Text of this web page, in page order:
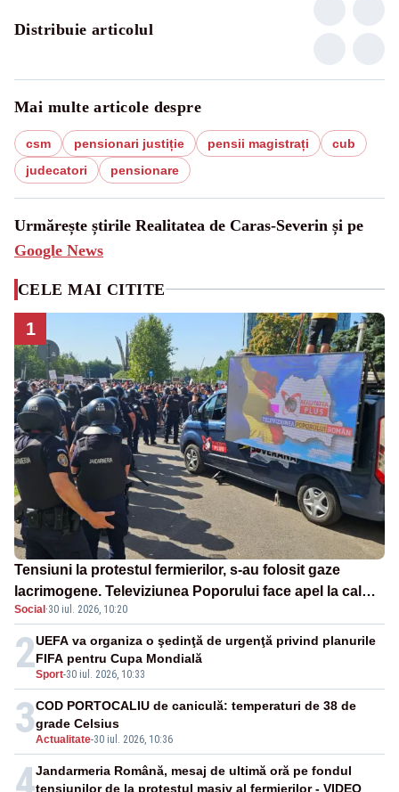
Distribuie articolul
Mai multe articole despre
csm pensionari justiție pensii magistrați
cub
judecatori
pensionare
Urmărește știrile Realitatea de Caras-Severin și pe
Google News
CELE MAI CITITE
1
Tensiuni la protestul fermierilor, s-au folosit gaze
lacrimogene. Televiziunea Poporului face apel la calm
– LIVE TEXT
Social ·30 iul. 2026, 10:20
2Sport-30 iul. 2026, 10:33
UEFA va organiza o şedinţă de urgenţă privind planurile
FIFA pentru Cupa Mondială
3Actualitate-30 iul. 2026, 10:36
COD PORTOCALIU de caniculă: temperaturi de 38 de
grade Celsius
Jandarmeria Română, mesaj de ultimă oră pe fondul
tensiunilor de la protestul masiv al fermierilor - VIDEO